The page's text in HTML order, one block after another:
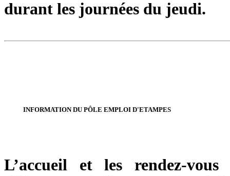
durant les journées du jeudi.
INFORMATION DU PÔLE EMPLOI D'ETAMPES
L’accueil et les rendez-